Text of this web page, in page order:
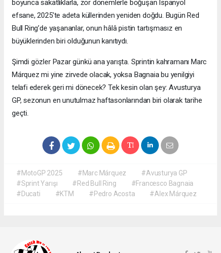
boyunca sakatlıklarla, zor dönemlerle boğuşan İspanyol
efsane, 2025’te adeta küllerinden yeniden doğdu. Bugün Red
Bull Ring’de yaşananlar, onun hâlâ pistin tartışmasız en
büyüklerinden biri olduğunun kanıtıydı.
Şimdi gözler Pazar günkü ana yarışta. Sprintin kahramanı Marc
Márquez mi yine zirvede olacak, yoksa Bagnaia bu yenilgiyi
telafi ederek geri mi dönecek? Tek kesin olan şey: Avusturya
GP, sezonun en unutulmaz haftasonlarından biri olarak tarihe
geçti.
#MotoGP 2025 #Marc Márquez
#Avusturya GP
#Sprint Yarışı
#Red Bull Ring
#Francesco Bagnaia
#Ducati
#KTM #Pedro Acosta #Alex Márquez